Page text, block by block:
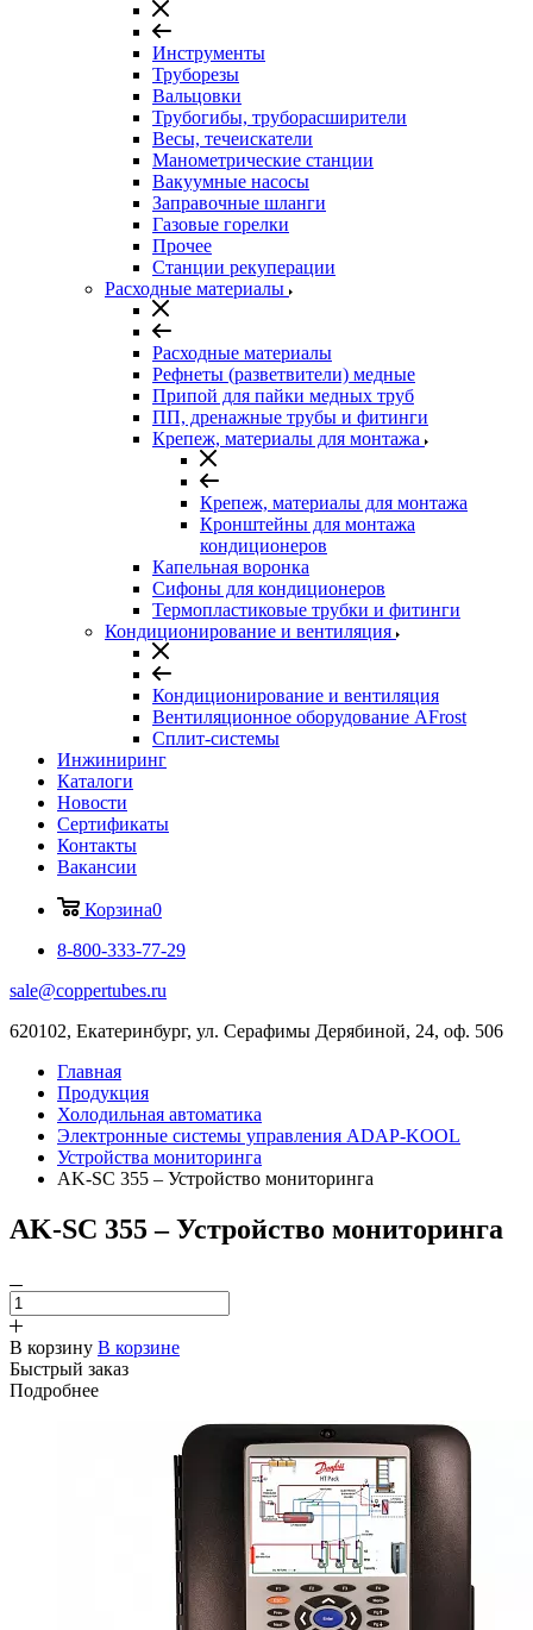
Инструменты
Труборезы
Вальцовки
Трубогибы, труборасширители
Весы, течеискатели
Манометрические станции
Вакуумные насосы
Заправочные шланги
Газовые горелки
Прочее
Станции рекуперации
Расходные материалы
Расходные материалы
Рефнеты (разветвители) медные
Припой для пайки медных труб
ПП, дренажные трубы и фитинги
Крепеж, материалы для монтажа
Крепеж, материалы для монтажа
Кронштейны для монтажа
кондиционеров
Капельная воронка
Сифоны для кондиционеров
Термопластиковые трубки и фитинги
Кондиционирование и вентиляция
Кондиционирование и вентиляция
Вентиляционное оборудование AFrost
Сплит-системы
Инжиниринг
Каталоги
Новости
Сертификаты
Контакты
Вакансии
Корзина0
8-800-333-77-29
sale@coppertubes.ru
620102, Екатеринбург, ул. Серафимы Дерябиной, 24, оф. 506
Главная
Продукция
Холодильная автоматика
Электронные системы управления ADAP-KOOL
Устройства мониторинга
AK-SC 355 – Устройство мониторинга
AK-SC 355 – Устройство мониторинга
В корзину В корзине
Быстрый заказ
Подробнее